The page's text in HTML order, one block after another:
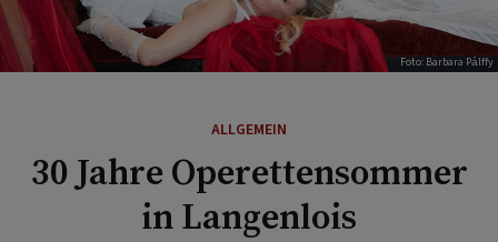
Foto: Barbara Pálffy
ALLGEMEIN
30 Jahre Operettensommer
in Langenlois